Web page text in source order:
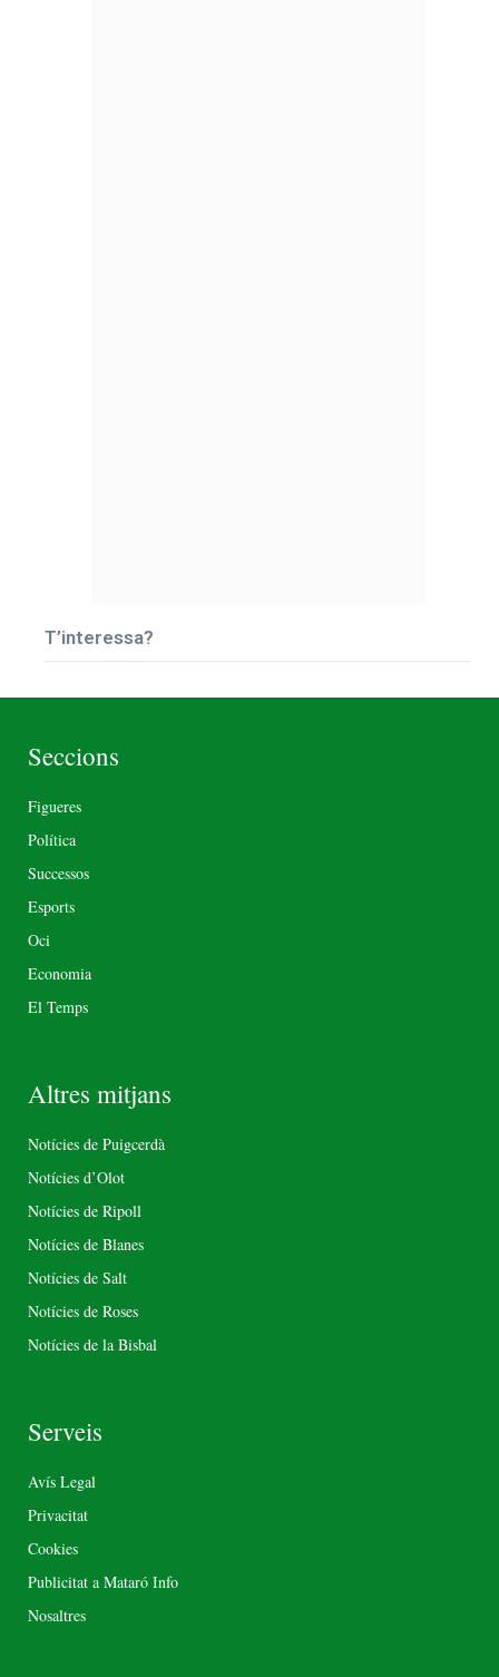
T’interessa?
Seccions
Figueres
Política
Successos
Esports
Oci
Economia
El Temps
Altres mitjans
Notícies de Puigcerdà
Notícies d’Olot
Notícies de Ripoll
Notícies de Blanes
Notícies de Salt
Notícies de Roses
Notícies de la Bisbal
Serveis
Avís Legal
Privacitat
Cookies
Publicitat a Mataró Info
Nosaltres